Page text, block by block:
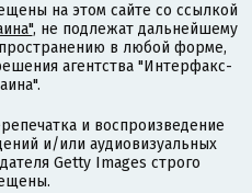
на этом сайте со ссылкой
, не подлежат дальнейшему
в любой форме,
агентства "Интерфакс-
и воспроизведение
и/или аудиовизуальных
Getty Images строго